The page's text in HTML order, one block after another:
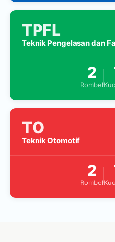
TPFL
Teknik Pengelasan dan
2
Rombel
TO
Teknik Otomotif
2
Rombel